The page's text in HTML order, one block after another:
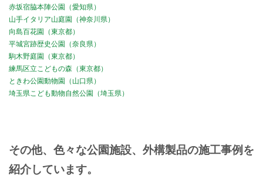
赤坂宿脇本陣公園（愛知県）
山手イタリア山庭園（神奈川県）
向島百花園（東京都）
平城宮跡歴史公園（奈良県）
駒木野庭園（東京都）
練馬区立こどもの森（東京都）
ときわ公園動物園（山口県）
埼玉県こども動物自然公園（埼玉県）
その他、色々な公園施設、外構製品の施工事例を
紹介しています。